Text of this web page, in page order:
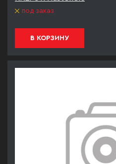
под заказ
В КОРЗИНУ